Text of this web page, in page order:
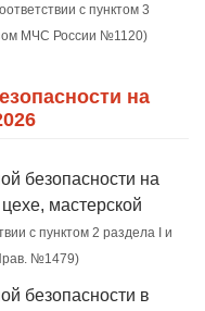
с пунктом 3
МЧС России №1120)
на
безопасности на
мастерской
с пунктом 2 раздела I и
№1479)
безопасности в